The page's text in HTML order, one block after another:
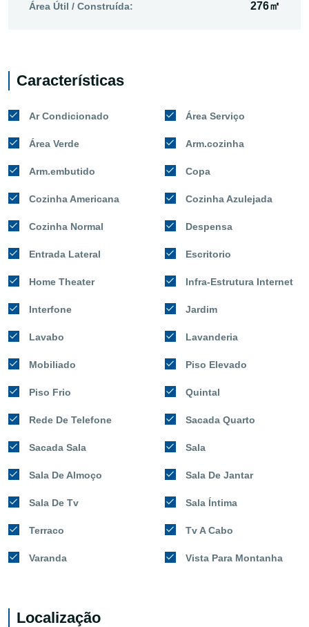
Área Útil / Construída: 276㎡
Características
Ar Condicionado Área Serviço
Área Verde Arm.cozinha
Arm.embutido Copa
Cozinha Americana Cozinha Azulejada
Cozinha Normal Despensa
Entrada Lateral Escritorio
Home Theater Infra-Estrutura Internet
Interfone Jardim
Lavabo Lavanderia
Mobiliado Piso Elevado
Piso Frio Quintal
Rede De Telefone Sacada Quarto
Sacada Sala Sala
Sala De Almoço Sala De Jantar
Sala De Tv Sala Íntima
Terraco Tv A Cabo
Varanda Vista Para Montanha
Localização